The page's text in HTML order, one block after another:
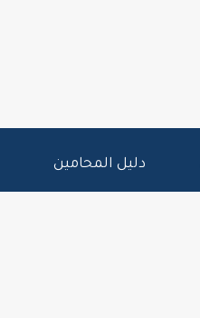
دليل المحامين